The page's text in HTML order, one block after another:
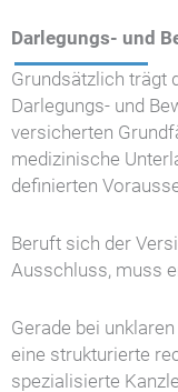
Darlegungs- und
Grundsätzlich trägt
Darlegungs- und
versicherten
medizinische
definierten
Beruft sich der
Ausschluss, muss
Gerade bei
eine strukturierte
spezialisierte